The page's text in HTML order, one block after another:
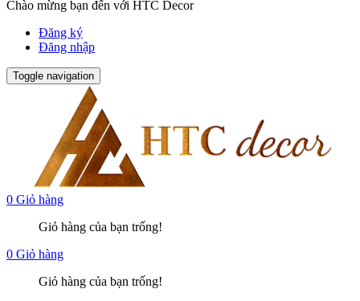
Chào mừng bạn đến với HTC Decor
Đăng ký
Đăng nhập
Toggle navigation
0 Giỏ hàng
Giỏ hàng của bạn trống!
0 Giỏ hàng
Giỏ hàng của bạn trống!